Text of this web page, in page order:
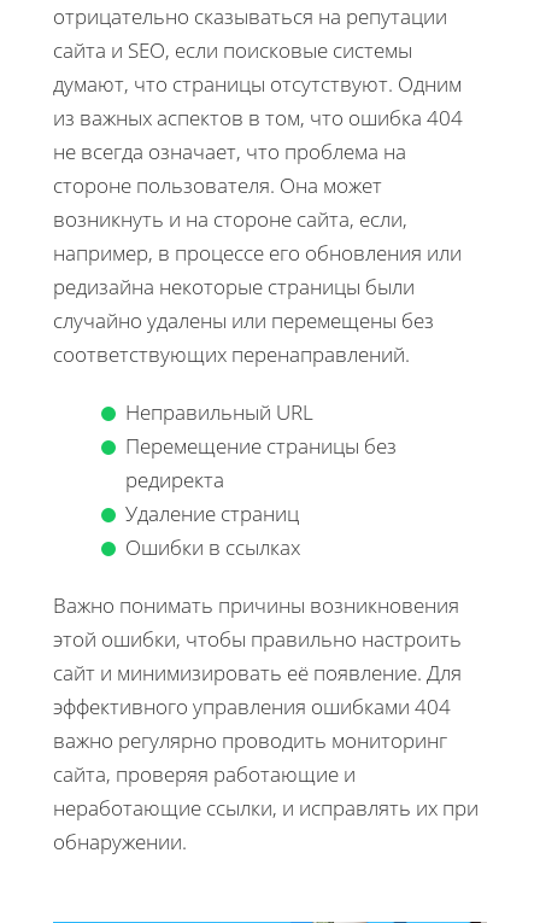
отрицательно сказываться на репутации
сайта и SEO, если поисковые системы
думают, что страницы отсутствуют. Одним
из важных аспектов в том, что ошибка 404
не всегда означает, что проблема на
стороне пользователя. Она может
возникнуть и на стороне сайта, если,
например, в процессе его обновления или
редизайна некоторые страницы были
случайно удалены или перемещены без
соответствующих перенаправлений.
Неправильный URL
Перемещение страницы без
редиректа
Удаление страниц
Ошибки в ссылках
Важно понимать причины возникновения
этой ошибки, чтобы правильно настроить
сайт и минимизировать её появление. Для
эффективного управления ошибками 404
важно регулярно проводить мониторинг
сайта, проверяя работающие и
неработающие ссылки, и исправлять их при
обнаружении.